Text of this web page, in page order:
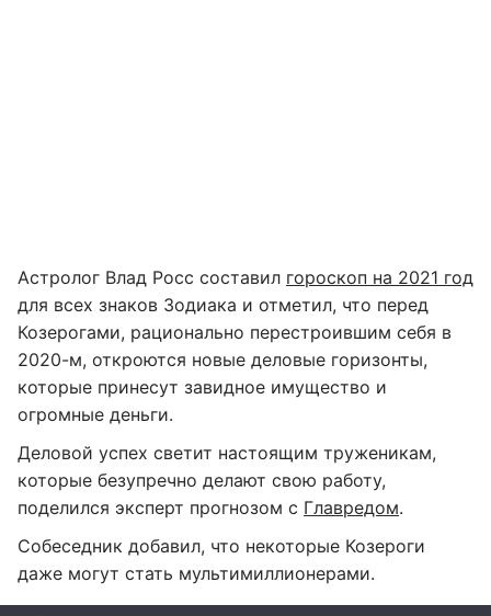
Астролог Влад Росс составил гороскоп на 2021 год
для всех знаков Зодиака и отметил, что перед
Козерогами, рационально перестроившим себя в
2020-м, откроются новые деловые горизонты,
которые принесут завидное имущество и
огромные деньги.
Деловой успех светит настоящим труженикам,
которые безупречно делают свою работу,
поделился эксперт прогнозом с Главредом.
Собеседник добавил, что некоторые Козероги
даже могут стать мультимиллионерами.